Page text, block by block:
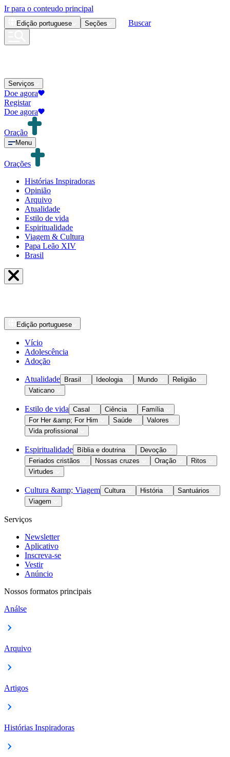
Ir para o conteudo principal
Edição portuguese Seções Buscar
Serviços
Doe agora
Registar
Doe agora
Oração
Menu
Orações
Histórias Inspiradoras
Opinião
Arquivo
Atualidade
Estilo de vida
Espiritualidade
Viagem & Cultura
Papa Leão XIV
Brasil
Edição portuguese
Vício
Adolescência
Adoção
Atualidade Brasil Ideologia Mundo
Religião
Vaticano
Estilo de vida Casal Ciência
Família
For Her &amp; For Him
Saúde
Valores
Vida profissional
Espiritualidade Bíblia e doutrina
Devoção
Feriados cristãos
Nossas cruzes Oração
Ritos
Virtudes
Cultura &amp; Viagem Cultura História
Santuários
Viagem
Serviços
Newsletter
Aplicativo
Inscreva-se
Vestir
Anúncio
Nossos formatos principais
Análse
Arquivo
Artigos
Histórias Inspiradoras